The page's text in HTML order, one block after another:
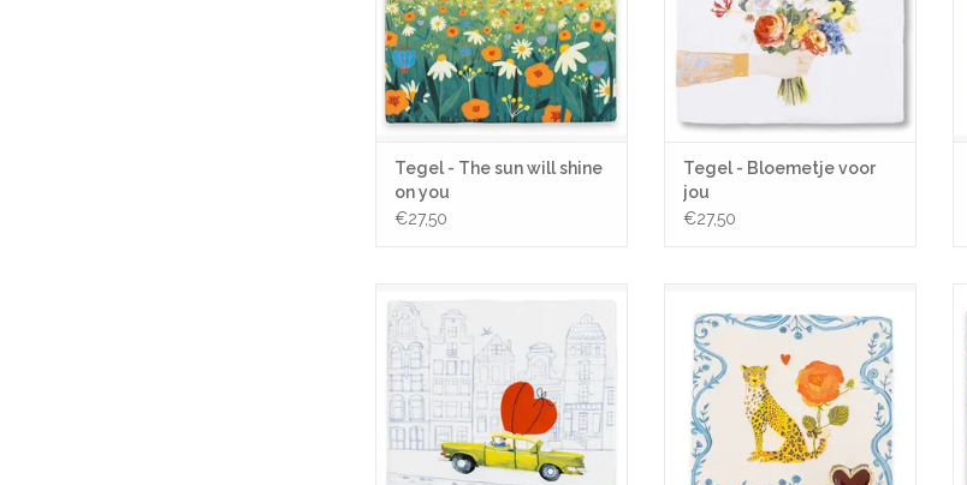
Tegel - The sun will shine
on you
€27,50
Tegel - Bloemetje voor
jou
€27,50
TOEVOEGEN AAN WINKELWAGEN
TOEVOEGEN AAN WINKELWAGEN